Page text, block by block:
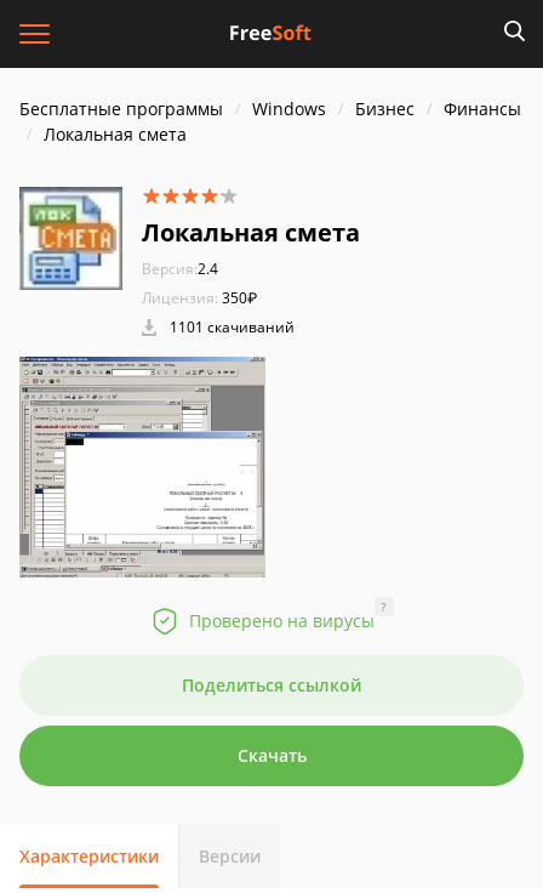
Бесплатные программы Windows Бизнес
Финансы
Локальная смета
Локальная смета
Версия:2.4
Лицензия: 350₽
1101 скачиваний
Проверено на вирусы
?
Поделиться ссылкой
Скачать
Характеристики Версии